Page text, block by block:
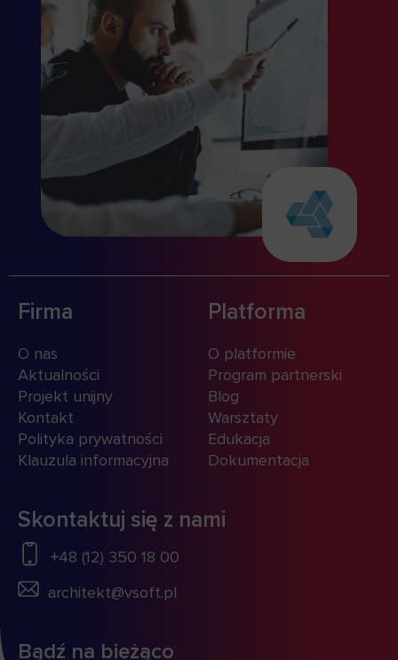
Firma
O nas
Aktualności
Projekt unijny
Kontakt
Polityka prywatności
Klauzula informacyjna
Platforma
O platformie
Program partnerski
Blog
Warsztaty
Edukacja
Dokumentacja
Skontaktuj się z nami
+48 (12) 350 18 00
architekt@vsoft.pl
Bądź na bieżąco